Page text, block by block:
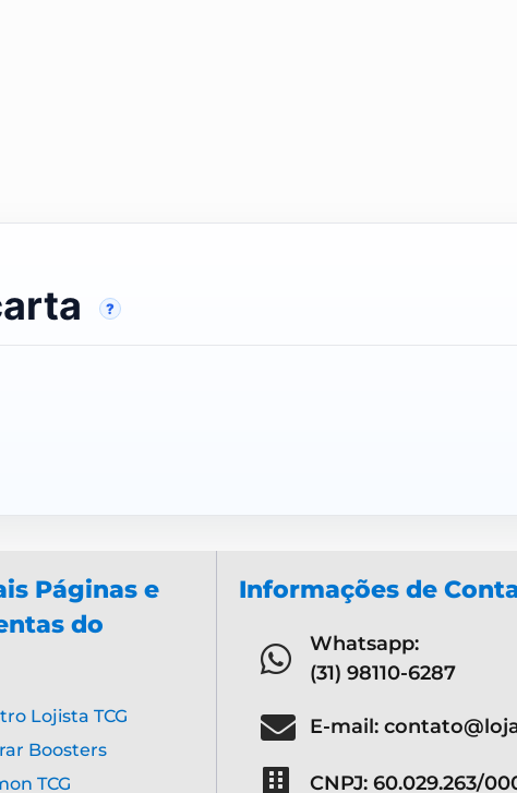
?
Páginas e
do
Lojista TCG
Boosters
TCG
Informações de
Whatsapp:
(31) 98110-6287
E-mail:
CNPJ: 60.029.263/